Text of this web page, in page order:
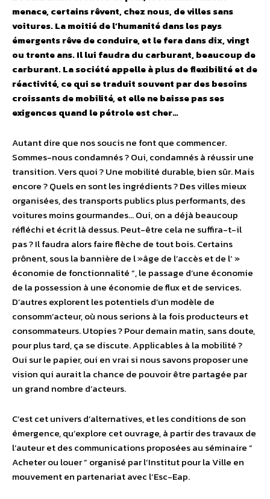
menace, certains rêvent, chez nous, de villes sans
voitures. La moitié de l’humanité dans les pays
émergents rêve de conduire, et le fera dans dix, vingt
ou trente ans. Il lui faudra du carburant, beaucoup de
carburant. La société appelle à plus de flexibilité et de
réactivité, ce qui se traduit souvent par des besoins
croissants de mobilité, et elle ne baisse pas ses
exigences quand le pétrole est cher…
Autant dire que nos soucis ne font que commencer.
Sommes-nous condamnés ? Oui, condamnés à réussir une
transition. Vers quoi ? Une mobilité durable, bien sûr. Mais
encore ? Quels en sont les ingrédients ? Des villes mieux
organisées, des transports publics plus performants, des
voitures moins gourmandes… Oui, on a déjà beaucoup
réfléchi et écrit là dessus. Peut-être cela ne suffira-t-il
pas ? Il faudra alors faire flèche de tout bois. Certains
prônent, sous la bannière de l »âge de l’accès et de l’ »
économie de fonctionnalité ”, le passage d’une économie
de la possession à une économie de flux et de services.
D’autres explorent les potentiels d’un modèle de
consomm’acteur, où nous serions à la fois producteurs et
consommateurs. Utopies ? Pour demain matin, sans doute,
pour plus tard, ça se discute. Applicables à la mobilité ?
Oui sur le papier, oui en vrai si nous savons proposer une
vision qui aurait la chance de pouvoir être partagée par
un grand nombre d’acteurs.
C’est cet univers d’alternatives, et les conditions de son
émergence, qu’explore cet ouvrage, à partir des travaux de
l’auteur et des communications proposées au séminaire “
Acheter ou louer ” organisé par l’Institut pour la Ville en
mouvement en partenariat avec l’Esc-Eap.